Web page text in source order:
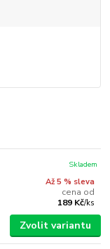
Až 5 % sleva
cena od
189 Kč/ks
Skladem
Zvolit variantu